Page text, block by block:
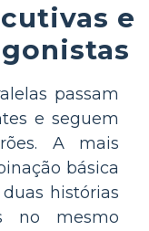
e
passam
e seguem
A mais
básica
histórias
no mesmo